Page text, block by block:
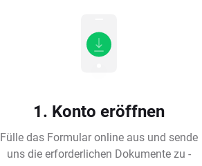
1. Konto eröffnen
Fülle das Formular online aus und sende
uns die erforderlichen Dokumente zu -